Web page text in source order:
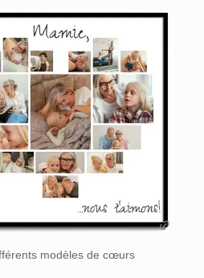
modèles de cœurs